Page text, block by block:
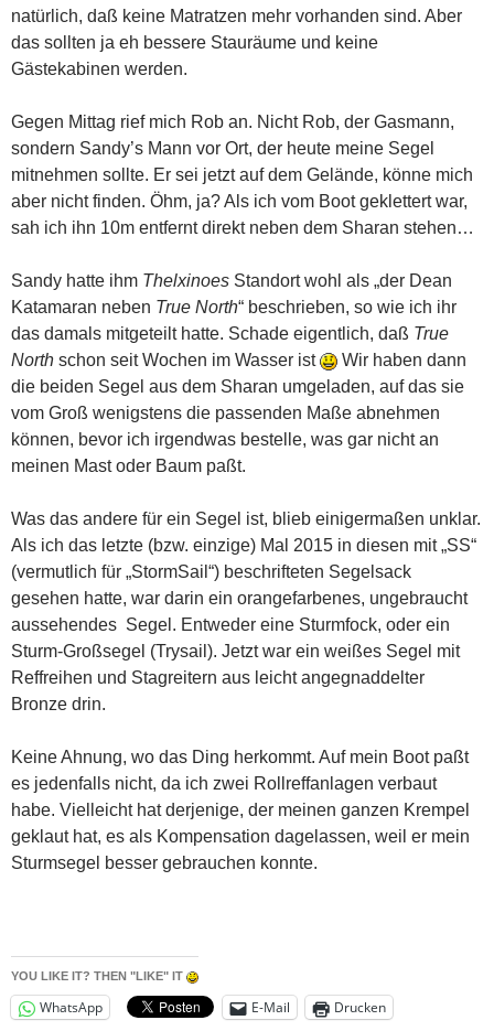
natürlich, daß keine Matratzen mehr vorhanden sind. Aber
das sollten ja eh bessere Stauräume und keine
Gästekabinen werden.
Gegen Mittag rief mich Rob an. Nicht Rob, der Gasmann,
sondern Sandy’s Mann vor Ort, der heute meine Segel
mitnehmen sollte. Er sei jetzt auf dem Gelände, könne mich
aber nicht finden. Öhm, ja? Als ich vom Boot geklettert war,
sah ich ihn 10m entfernt direkt neben dem Sharan stehen…
Sandy hatte ihm Thelxinoes Standort wohl als „der Dean
Katamaran neben True North“ beschrieben, so wie ich ihr
das damals mitgeteilt hatte. Schade eigentlich, daß True
North schon seit Wochen im Wasser ist
Wir haben dann
die beiden Segel aus dem Sharan umgeladen, auf das sie
vom Groß wenigstens die passenden Maße abnehmen
können, bevor ich irgendwas bestelle, was gar nicht an
meinen Mast oder Baum paßt.
Was das andere für ein Segel ist, blieb einigermaßen unklar.
Als ich das letzte (bzw. einzige) Mal 2015 in diesen mit „SS“
(vermutlich für „StormSail“) beschrifteten Segelsack
gesehen hatte, war darin ein orangefarbenes, ungebraucht
aussehendes Segel. Entweder eine Sturmfock, oder ein
Sturm-Großsegel (Trysail). Jetzt war ein weißes Segel mit
Reffreihen und Stagreitern aus leicht angegnaddelter
Bronze drin.
Keine Ahnung, wo das Ding herkommt. Auf mein Boot paßt
es jedenfalls nicht, da ich zwei Rollreffanlagen verbaut
habe. Vielleicht hat derjenige, der meinen ganzen Krempel
geklaut hat, es als Kompensation dagelassen, weil er mein
Sturmsegel besser gebrauchen konnte.
YOU LIKE IT? THEN "LIKE" IT
WhatsApp E-Mail Drucken